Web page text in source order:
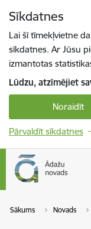
Sīkdatnes
Lai šī tīmekļvietne
sīkdatnes. Ar Jūsu
izmantotas
Lūdzu, atzīmējiet
Noraidīt
Pārvaldīt sīkdatnes
Sākums Novads